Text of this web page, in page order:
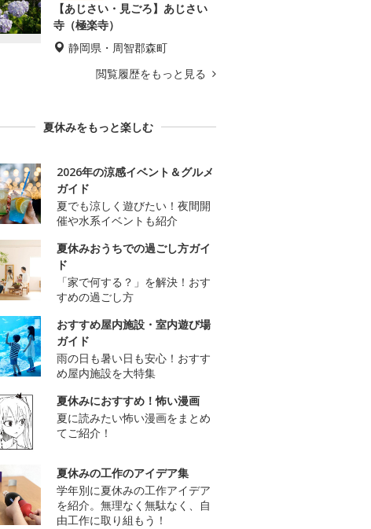
【あじさい・見ごろ】あじさい
寺（極楽寺）
静岡県・周智郡森町
閲覧履歴をもっと見る
夏休みをもっと楽しむ
2026年の涼感イベント＆グルメ
ガイド
夏でも涼しく遊びたい！夜間開
催や水系イベントも紹介
夏休みおうちでの過ごし方ガイ
ド
「家で何する？」を解決！おす
すめの過ごし方
おすすめ屋内施設・室内遊び場
ガイド
雨の日も暑い日も安心！おすす
め屋内施設を大特集
夏休みにおすすめ！怖い漫画
夏に読みたい怖い漫画をまとめ
てご紹介！
夏休みの工作のアイデア集
学年別に夏休みの工作アイデア
を紹介。無理なく無駄なく、自
由工作に取り組もう！